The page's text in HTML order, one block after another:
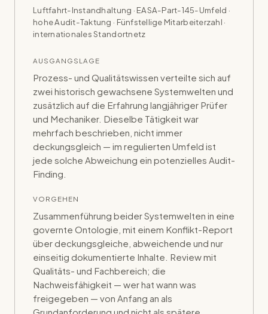
Luftfahrt-Instandhaltung · EASA-Part-145-Umfeld ·
hohe Audit-Taktung · Fünfstellige Mitarbeiterzahl ·
internationales Standortnetz
AUSGANGSLAGE
Prozess- und Qualitätswissen verteilte sich auf
zwei historisch gewachsene Systemwelten und
zusätzlich auf die Erfahrung langjähriger Prüfer
und Mechaniker. Dieselbe Tätigkeit war
mehrfach beschrieben, nicht immer
deckungsgleich — im regulierten Umfeld ist
jede solche Abweichung ein potenzielles Audit-
Finding.
VORGEHEN
Zusammenführung beider Systemwelten in eine
governte Ontologie, mit einem Konflikt-Report
über deckungsgleiche, abweichende und nur
einseitig dokumentierte Inhalte. Review mit
Qualitäts- und Fachbereich; die
Nachweisfähigkeit — wer hat wann was
freigegeben — von Anfang an als